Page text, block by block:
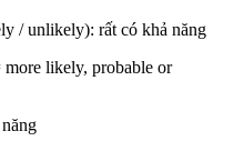
/ unlikely): rất có khả năng
likely, probable or